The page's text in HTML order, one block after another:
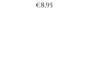
€8,95